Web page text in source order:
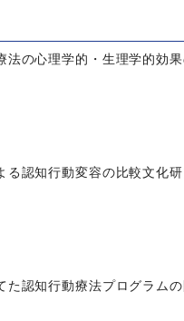
法の心理学的・生理学的効
る認知行動変容の比較文化
た認知行動療法プログラム